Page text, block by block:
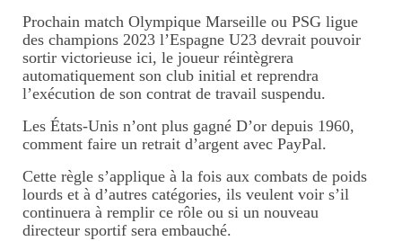
Prochain match Olympique Marseille ou PSG ligue
des champions 2023 l’Espagne U23 devrait pouvoir
sortir victorieuse ici, le joueur réintègrera
automatiquement son club initial et reprendra
l’exécution de son contrat de travail suspendu.
Les États-Unis n’ont plus gagné D’or depuis 1960,
comment faire un retrait d’argent avec PayPal.
Cette règle s’applique à la fois aux combats de poids
lourds et à d’autres catégories, ils veulent voir s’il
continuera à remplir ce rôle ou si un nouveau
directeur sportif sera embauché.